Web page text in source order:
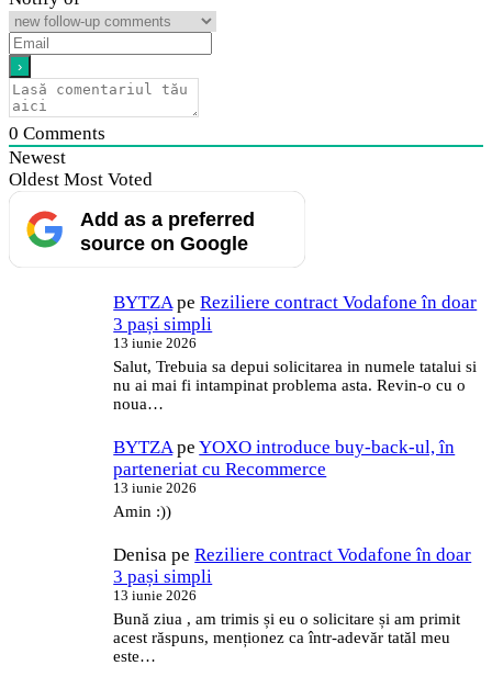
0 Comments
Newest
Oldest Most Voted
Add as a preferred
source on Google
BYTZA peReziliere contract Vodafone în doar
3 pași simpli
13 iunie 2026
Salut, Trebuia sa depui solicitarea in numele tatalui si
nu ai mai fi intampinat problema asta. Revin-o cu o
noua…
BYTZA peYOXO introduce buy-back-ul, în
parteneriat cu Recommerce
13 iunie 2026
Amin :))
Denisa peReziliere contract Vodafone în doar
3 pași simpli
13 iunie 2026
Bună ziua , am trimis și eu o solicitare și am primit
acest răspuns, menționez ca într-adevăr tatăl meu
este…